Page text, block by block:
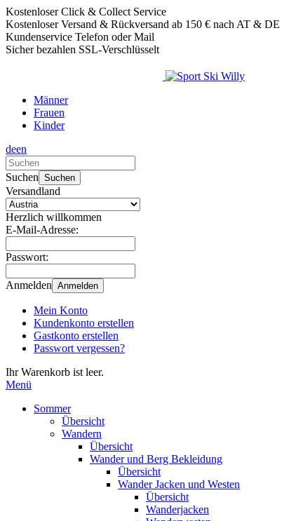
Kostenloser Click & Collect Service
Kostenloser Versand & Rückversand ab 150 € nach AT & DE
Kundenservice Telefon oder Mail
Sicher bezahlen SSL-Verschlüsselt
Männer
Frauen
Kinder
deen
die
nach
oben
unten,
um
das
können
Touch-
und
Streichgesten
verwenden.
Suchen Suchen
Versandland
Herzlich willkommen
E-Mail-Adresse:
Passwort:
Anmelden Anmelden
Mein Konto
Kundenkonto erstellen
Gastkonto erstellen
Passwort vergessen?
Ihr Warenkorb ist leer.
Menü
Sommer
Übersicht
Wandern
Übersicht
Wander und Berg Bekleidung
Übersicht
Wander Jacken und Westen
Übersicht
Wanderjacken